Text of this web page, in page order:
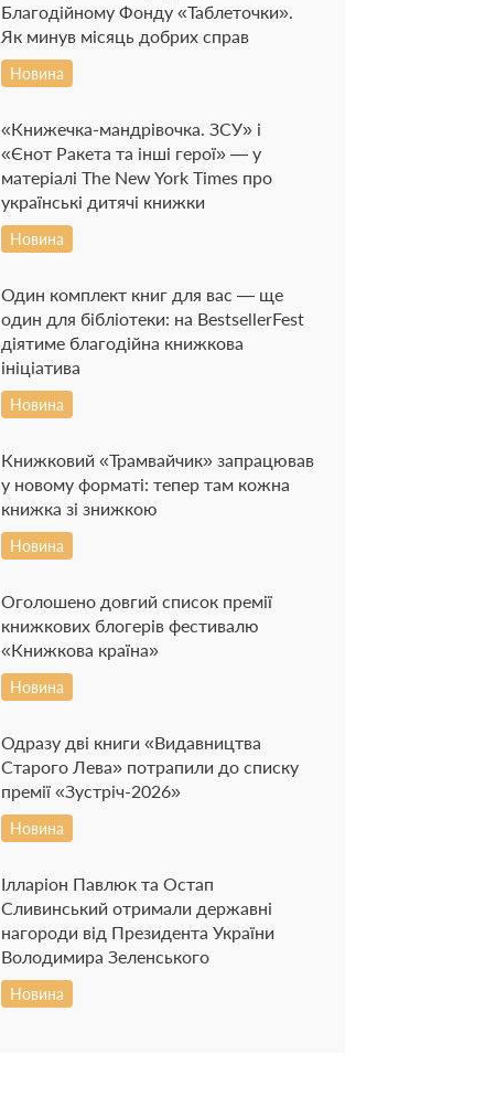
Благодійному Фонду «Таблеточки».
Як минув місяць добрих справ
Новина
«Книжечка-мандрівочка. ЗСУ» і
«Єнот Ракета та інші герої» — у
матеріалі The New York Times про
українські дитячі книжки
Новина
Один комплект книг для вас — ще
один для бібліотеки: на BestsellerFest
діятиме благодійна книжкова
ініціатива
Новина
Книжковий «Трамвайчик» запрацював
у новому форматі: тепер там кожна
книжка зі знижкою
Новина
Оголошено довгий список премії
книжкових блогерів фестивалю
«Книжкова країна»
Новина
Одразу дві книги «Видавництва
Старого Лева» потрапили до списку
премії «Зустріч-2026»
Новина
Ілларіон Павлюк та Остап
Сливинський отримали державні
нагороди від Президента України
Володимира Зеленського
Новина